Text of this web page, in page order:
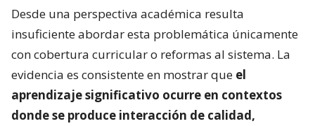
Desde una perspectiva académica resulta
insuficiente abordar esta problemática únicamente
con cobertura curricular o reformas al sistema. La
evidencia es consistente en mostrar que el
aprendizaje significativo ocurre en contextos
donde se produce interacción de calidad,